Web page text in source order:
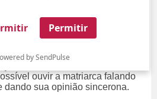
Permitir
by SendPulse
feira, dia 22, a mãe da
Margareth Serrão,
um vídeo enquanto
compartilhada através do
ouvir a matriarca falando
dando sua opinião sincerona.